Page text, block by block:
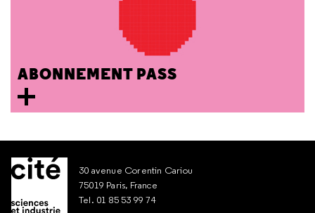
ABONNEMENT PASS
30 avenue Corentin Cariou
75019 Paris, France
Tel. 01 85 53 99 74